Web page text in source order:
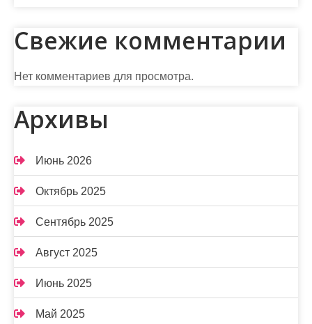
й
Свежие комментарии
Нет комментариев для просмотра.
Архивы
Июнь 2026
Октябрь 2025
Сентябрь 2025
Август 2025
Июнь 2025
Май 2025